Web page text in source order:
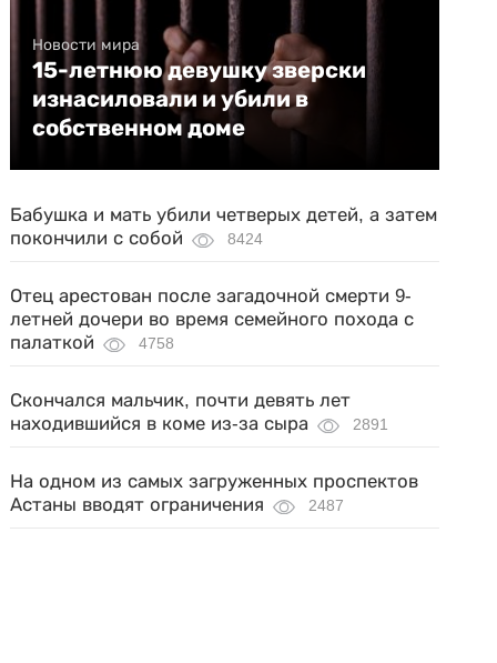
Новости мира
15-летнюю девушку зверски
изнасиловали и убили в
собственном доме
Бабушка и мать убили четверых детей, а затем
покончили с собой
8424
Отец арестован после загадочной смерти 9-
летней дочери во время семейного похода с
палаткой
4758
Скончался мальчик, почти девять лет
находившийся в коме из-за сыра
2891
На одном из самых загруженных проспектов
Астаны вводят ограничения
2487